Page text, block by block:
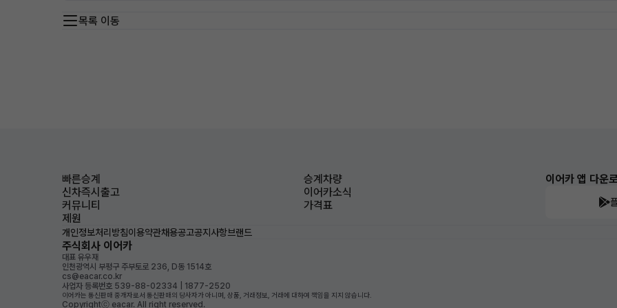
목록 이동
빠른승계
승계차량
신차즉시출고
이어카소식
커뮤니티
가격표
제원
이어카 앱 다운
개인정보처리방침이용약관채용공고공지사항브랜드
주식회사 이어카
대표 유우재
인천광역시 부평구 주부토로 236, D동 1514호
cs@eacar.co.kr
사업자 등록번호 539-88-02334 | 1877-2520
이어카는 통신판매 중개자로서 통신판매의 당사자가 아니며, 상품, 거래정보, 거래에 대하여 책임을 지지 않습니다.
Copyrightⓒ eacar. All right reserved.